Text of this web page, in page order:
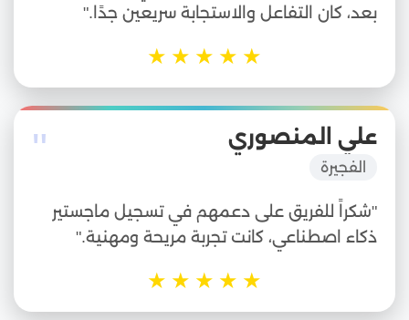
بعد، كان التفاعل والاستجابة سريعين جدًا."
★
★
★
★
★
" علي المنصوري
الفجيرة
"شكراً للفريق على دعمهم في تسجيل ماجستير
ذكاء اصطناعي، كانت تجربة مريحة ومهنية."
★
★
★
★
★